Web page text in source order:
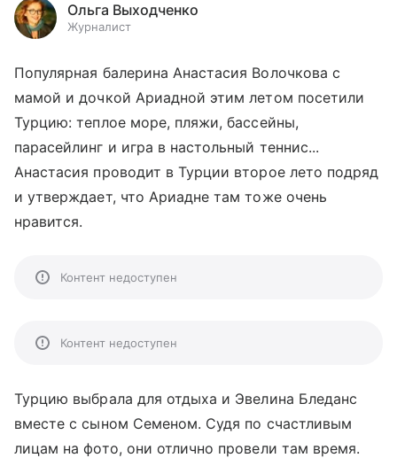
Ольга Выходченко
Журналист
Популярная балерина Анастасия Волочкова c
мамой и дочкой Ариадной этим летом посетили
Турцию: теплое море, пляжи, бассейны,
парасейлинг и игра в настольный теннис...
Анастасия проводит в Турции второе лето подряд
и утверждает, что Ариадне там тоже очень
нравится.
Контент недоступен
Контент недоступен
Турцию выбрала для отдыха и Эвелина Бледанс
вместе с сыном Семеном. Судя по счастливым
лицам на фото, они отлично провели там время.